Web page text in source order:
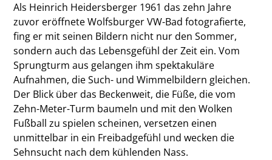
Als Heinrich Heidersberger 1961 das zehn Jahre
zuvor eröffnete Wolfsburger VW-Bad fotografierte,
fing er mit seinen Bildern nicht nur den Sommer,
sondern auch das Lebensgefühl der Zeit ein. Vom
Sprungturm aus gelangen ihm spektakuläre
Aufnahmen, die Such- und Wimmelbildern gleichen.
Der Blick über das Beckenweit, die Füße, die vom
Zehn-Meter-Turm baumeln und mit den Wolken
Fußball zu spielen scheinen, versetzen einen
unmittelbar in ein Freibadgefühl und wecken die
Sehnsucht nach dem kühlenden Nass.